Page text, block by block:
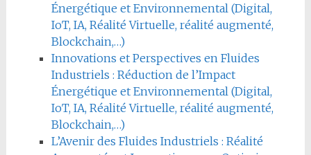
Énergétique et Environnemental (Digital,
IoT, IA, Réalité Virtuelle, réalité augmenté,
Blockchain,…)
Innovations et Perspectives en Fluides
Industriels : Réduction de l’Impact
Énergétique et Environnemental (Digital,
IoT, IA, Réalité Virtuelle, réalité augmenté,
Blockchain,…)
L’Avenir des Fluides Industriels : Réalité